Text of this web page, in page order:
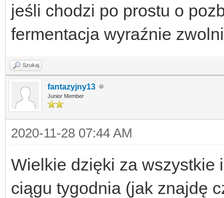
jeśli chodzi po prostu o
fermentacja wyraźnie
Szukaj
fantazyjny13
Junior Member
2020-11-28 07:44 AM
Wielkie dzięki za wszystkie
ciągu tygodnia (jak znajdę